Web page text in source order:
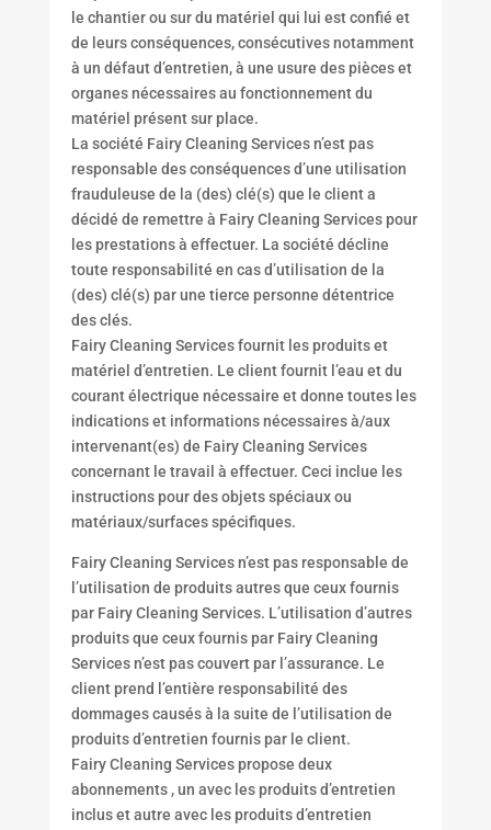
le chantier ou sur du matériel qui lui est confié et
de leurs conséquences, consécutives notamment
à un défaut d’entretien, à une usure des pièces et
organes nécessaires au fonctionnement du
matériel présent sur place.
La société Fairy Cleaning Services n’est pas
responsable des conséquences d’une utilisation
frauduleuse de la (des) clé(s) que le client a
décidé de remettre à Fairy Cleaning Services pour
les prestations à effectuer. La société décline
toute responsabilité en cas d’utilisation de la
(des) clé(s) par une tierce personne détentrice
des clés.
Fairy Cleaning Services fournit les produits et
matériel d’entretien. Le client fournit l’eau et du
courant électrique nécessaire et donne toutes les
indications et informations nécessaires à/aux
intervenant(es) de Fairy Cleaning Services
concernant le travail à effectuer. Ceci inclue les
instructions pour des objets spéciaux ou
matériaux/surfaces spécifiques.
Fairy Cleaning Services n’est pas responsable de
l’utilisation de produits autres que ceux fournis
par Fairy Cleaning Services. L’utilisation d’autres
produits que ceux fournis par Fairy Cleaning
Services n’est pas couvert par l’assurance. Le
client prend l’entière responsabilité des
dommages causés à la suite de l’utilisation de
produits d’entretien fournis par le client.
Fairy Cleaning Services propose deux
abonnements , un avec les produits d’entretien
inclus et autre avec les produits d’entretien